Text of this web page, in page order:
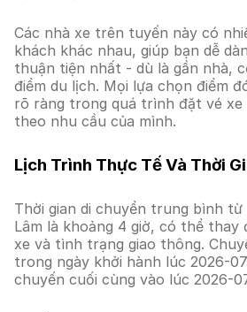
Các nhà xe trên tuyến này có
khách khác nhau, giúp bạn dễ
thuận tiện nhất - dù là gần nhà,
điểm du lịch. Mọi lựa chọn điểm
rõ ràng trong quá trình đặt vé
theo nhu cầu của mình.
Lịch Trình Thực Tế Và Thời
Thời gian di chuyển trung bình từ
Lâm là khoảng 4 giờ, có thể thay
xe và tình trạng giao thông.
trong ngày khởi hành lúc 2026-
chuyến cuối cùng vào lúc 2026-